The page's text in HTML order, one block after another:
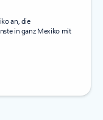
an, die
in ganz Mexiko mit